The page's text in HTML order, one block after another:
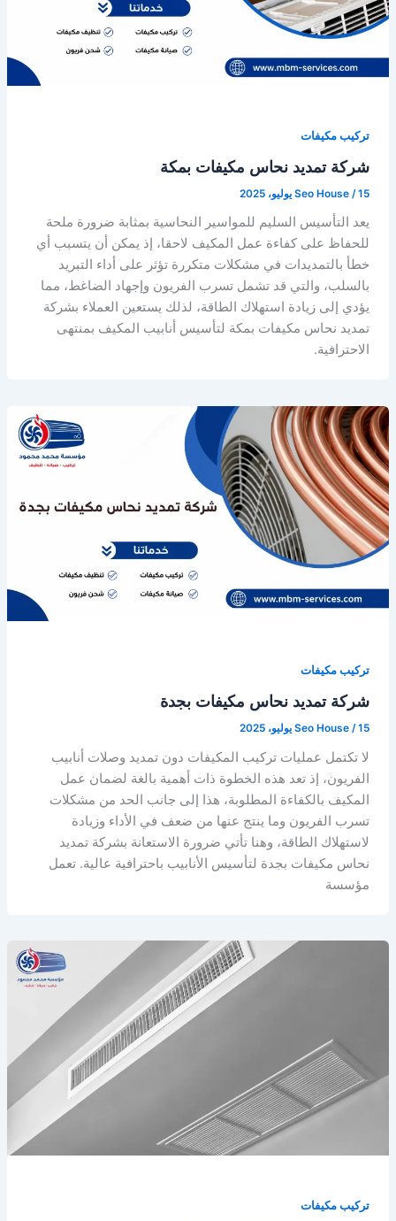
تركيب مكيفات
شركة تمديد نحاس مكيفات بمكة
Seo House /15 يوليو، 2025
يعد التأسيس السليم للمواسير النحاسية بمثابة ضرورة ملحة
للحفاظ على كفاءة عمل المكيف لاحقا، إذ يمكن أن يتسبب أي
خطأ بالتمديدات في مشكلات متكررة تؤثر على أداء التبريد
بالسلب، والتي قد تشمل تسرب الفريون وإجهاد الضاغط، مما
يؤدي إلى زيادة استهلاك الطاقة، لذلك يستعين العملاء بشركة
تمديد نحاس مكيفات بمكة لتأسيس أنابيب المكيف بمنتهى
الاحترافية.
تركيب مكيفات
شركة تمديد نحاس مكيفات بجدة
Seo House/15 يوليو، 2025
لا تكتمل عمليات تركيب المكيفات دون تمديد وصلات أنابيب
الفريون، إذ تعد هذه الخطوة ذات أهمية بالغة لضمان عمل
المكيف بالكفاءة المطلوبة، هذا إلى جانب الحد من مشكلات
تسرب الفريون وما ينتج عنها من ضعف في الأداء وزيادة
لاستهلاك الطاقة، وهنا تأتي ضرورة الاستعانة بشركة تمديد
نحاس مكيفات بجدة لتأسيس الأنابيب باحترافية عالية. تعمل
مؤسسة
تركيب مكيفات